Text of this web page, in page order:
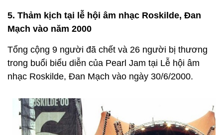
5. Thảm kịch tại lễ hội âm nhạc Roskilde, Đan
Mạch vào năm 2000
Tổng cộng 9 người đã chết và 26 người bị thương
trong buổi biểu diễn của Pearl Jam tại Lễ hội âm
nhạc Roskilde, Đan Mạch vào ngày 30/6/2000.